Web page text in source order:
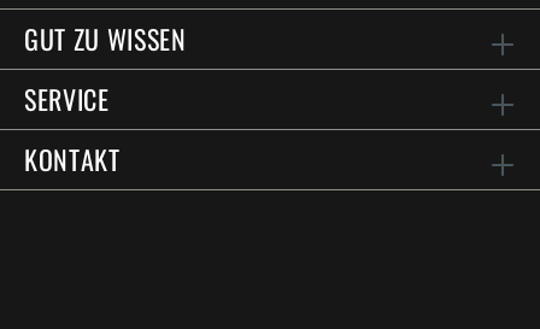
GUT ZU WISSEN
SERVICE
KONTAKT